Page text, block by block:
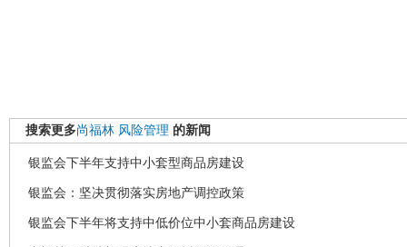
搜索更多尚福林 风险管理 的新闻
银监会下半年支持中小套型商品房建设
银监会：坚决贯彻落实房地产调控政策
银监会下半年将支持中低价位中小套商品房建设